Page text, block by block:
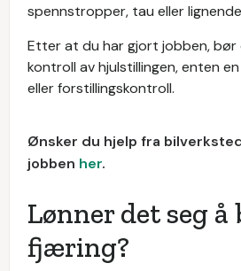
spennstropper, tau eller
Etter at du har gjort jobben,
kontroll av hjulstillingen, enten
eller forstillingskontroll.
Ønsker du hjelp fra
jobben her.
Lønner det seg å
fjæring?